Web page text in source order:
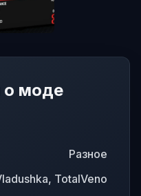
моде
Разное
TotalVeno